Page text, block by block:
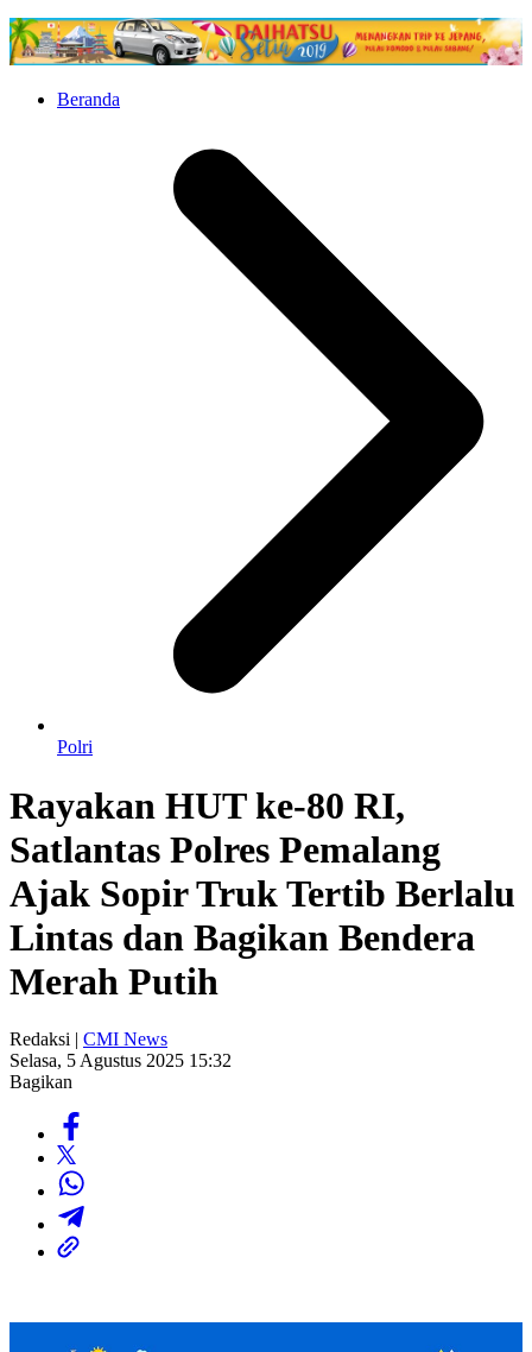
Beranda
Polri
Rayakan HUT ke-80 RI,
Satlantas Polres Pemalang
Ajak Sopir Truk Tertib Berlalu
Lintas dan Bagikan Bendera
Merah Putih
Redaksi | CMI News
Selasa, 5 Agustus 2025 15:32
Bagikan